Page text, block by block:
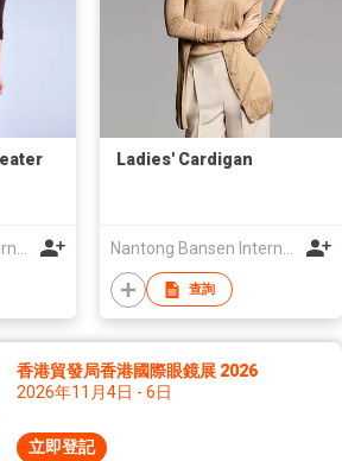
Nantong Bansen International Trade Co.,Ltd
Ladies' Cardigan
Nantong Bansen International Trade Co.,Ltd
查詢
香港貿發局香港國際眼鏡展 2026
2026年11月4日 - 6日
立即登記